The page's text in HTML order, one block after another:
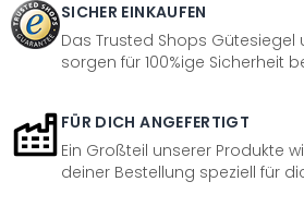
SICHER EINKAUFEN
Das Trusted Shops Gütesiegel
sorgen für 100%ige Sicherheit
FÜR DICH ANGEFERTIGT
Ein Großteil unserer Produkte
deiner Bestellung speziell für